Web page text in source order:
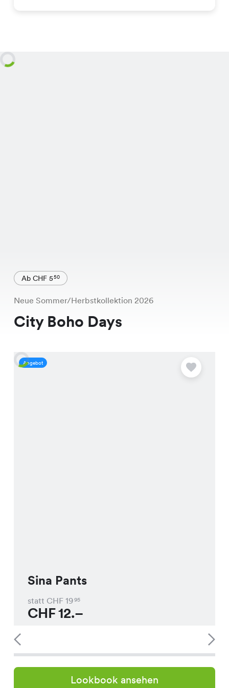
Ab CHF 550
Neue Sommer/Herbstkollektion 2026
City Boho Days
Angebot
Sina Pants
statt CHF 1995
CHF12.–
Lookbook ansehen